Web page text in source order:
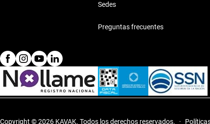
Sedes
Preguntas frecuentes
Copyright © 2026 KAVAK. Todos los derechos reservados. ·